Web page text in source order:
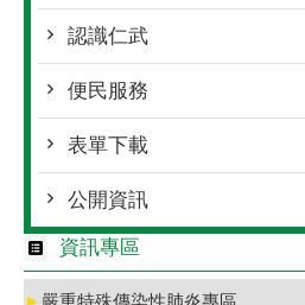
認識仁武
便民服務
表單下載
公開資訊
資訊專區
► 嚴重特殊傳染性肺炎專區